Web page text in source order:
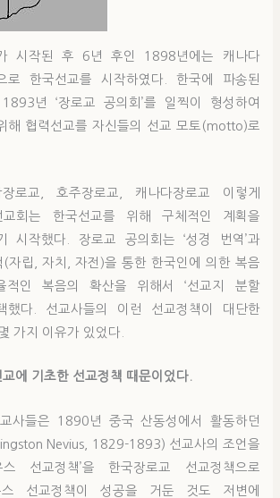
시작된 후 6년 후인 1898년에는 캐나다
로 한국선교를 시작하였다. 한국에 파송된
년 ‘장로교 공의회’를 일찍이 형성하여
해 협력선교를 자신들의 선교 모토(motto)로
로교, 호주장로교, 캐나다장로교 이렇게
회는 한국선교를 위해 구체적인 계획을
시작했다. 장로교 공의회는 ‘성경 번역’과
(자립, 자치, 자전)을 통한 한국인에 의한 복음
적인 복음의 확산을 위해서 ‘선교지 분할
했다. 선교사들의 이런 선교정책이 대단한
가지 이유가 있었다.
에 기초한 선교정책 때문이었다.
사들은 1890년 중국 산동성에서 활동하던
Nevius, 1829-1893) 선교사의 조언을
스 선교정책’을 한국장로교 선교정책으로
스 선교정책이 성공을 거둔 것도 저변에